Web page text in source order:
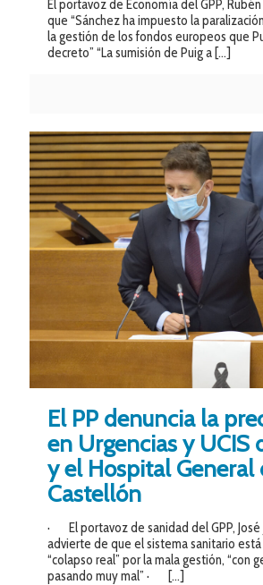
El portavoz de Economía del GPP,
que “Sánchez ha impuesto la
la gestión de los fondos europeos que
decreto” “La sumisión de Puig a […]
El PP denuncia la
en Urgencias y UCIS
y el Hospital General
Castellón
· El portavoz de sanidad del GPP, José
advierte de que el sistema sanitario
“colapso real” por la mala gestión, “con
pasando muy mal” ·
[…]